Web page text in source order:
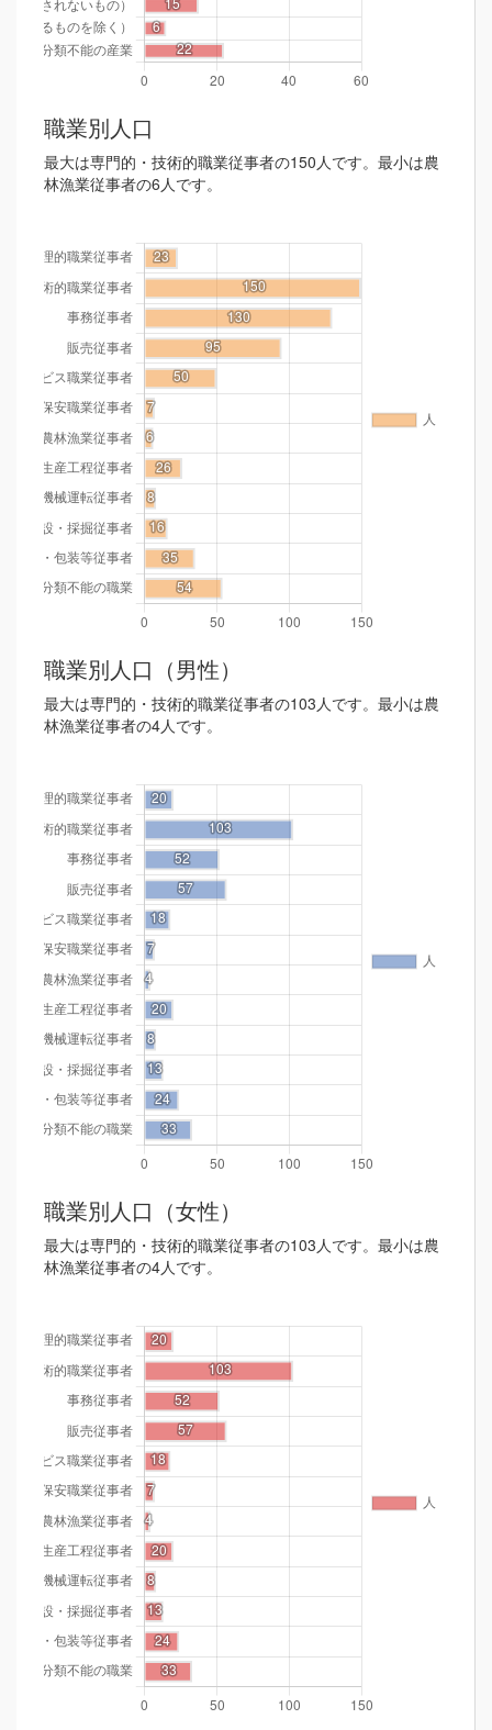
職業別人口
最大は専門的・技術的職業従事者の150人です。最小は農
林漁業従事者の6人です。
職業別人口（男性）
最大は専門的・技術的職業従事者の103人です。最小は農
林漁業従事者の4人です。
職業別人口（女性）
最大は専門的・技術的職業従事者の103人です。最小は農
林漁業従事者の4人です。